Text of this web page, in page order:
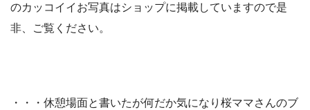
のカッコイイお写真はショップに掲載していますので是
非、ご覧ください。
・・・休憩場面と書いたが何だか気になり桜ママさんのブ